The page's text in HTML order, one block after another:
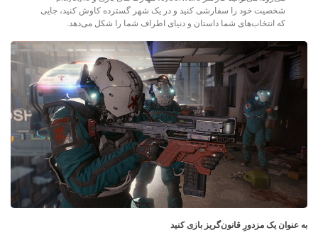
شخصیت خود را سفارشی کنید و در یک شهر گسترده کاوش کنید، جایی
که انتخاب‌های شما داستان و دنیای اطراف شما را شکل می‌دهد.
به عنوان یک مزدورِ قانون‌گریز بازی کنید